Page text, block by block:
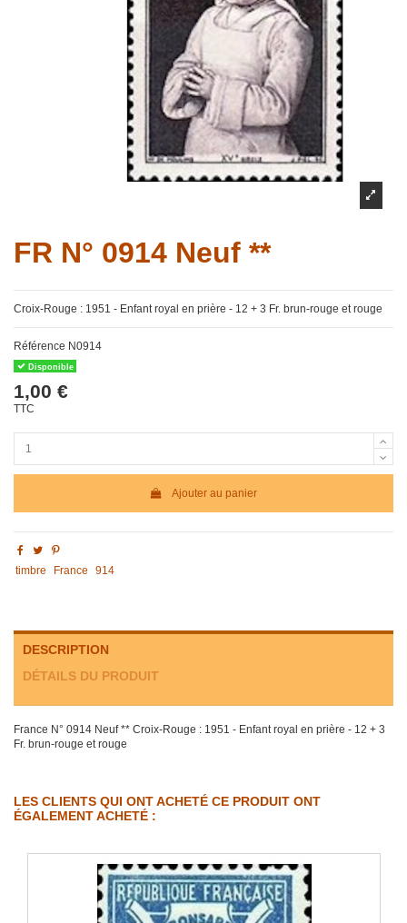
FR N° 0914 Neuf **
Croix-Rouge : 1951 - Enfant royal en prière - 12 + 3 Fr. brun-rouge et rouge
Référence N0914
Disponible
1,00 €
TTC
Ajouter au panier
timbre France 914
DESCRIPTION
DÉTAILS DU PRODUIT
France N° 0914 Neuf ** Croix-Rouge : 1951 - Enfant royal en prière - 12 + 3
Fr. brun-rouge et rouge
LES CLIENTS QUI ONT ACHETÉ CE PRODUIT ONT
ÉGALEMENT ACHETÉ :